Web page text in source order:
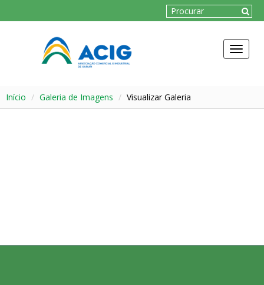
Toggle
Início Galeria de Imagens Visualizar Galeria